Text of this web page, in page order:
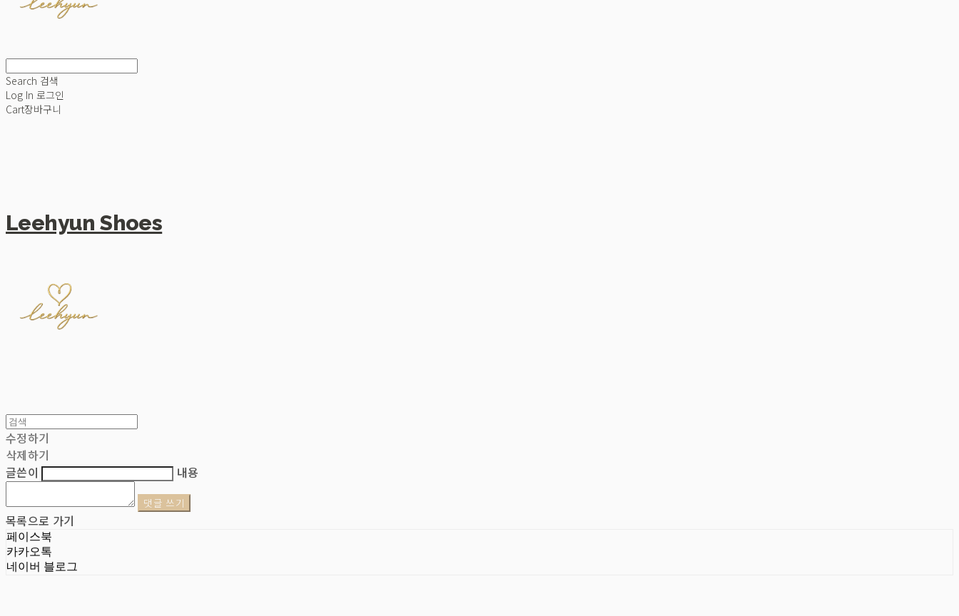
Search 검색
Log In 로그인
Cart장바구니
Leehyun Shoes
수정하기
삭제하기
글쓴이
내용
댓글 쓰기
목록으로 가기
페이스북
카카오톡
네이버 블로그